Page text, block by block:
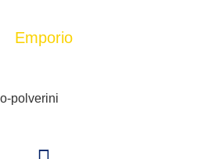
Emporio